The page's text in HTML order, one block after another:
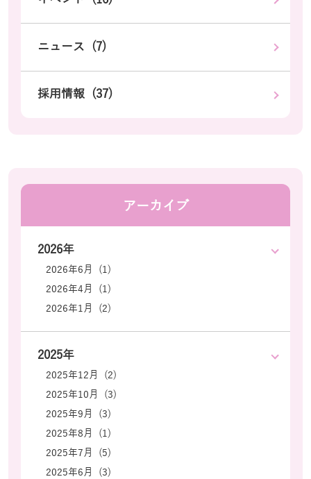
ニュース (7)
採用情報 (37)
アーカイブ
2026年
2026年6月 (1)
2026年4月 (1)
2026年1月 (2)
2025年
2025年12月 (2)
2025年10月 (3)
2025年9月 (3)
2025年8月 (1)
2025年7月 (5)
2025年6月 (3)